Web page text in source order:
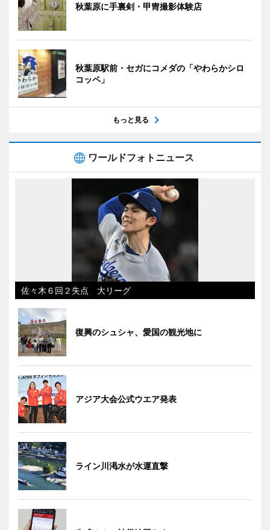
秋葉原に手裏剣・甲冑撮影体験店
秋葉原駅前・セガにコメダの「やわらかシロ
コッペ」
もっと見る
ワールドフォトニュース
佐々木６回２失点 大リーグ
復興のシュシャ、愛国の観光地に
アジア大会公式ウエア発表
ライン川渇水が水運直撃